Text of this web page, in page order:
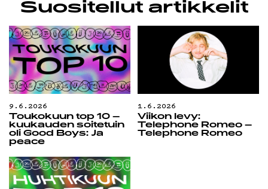
Suositellut artikkelit
9.6.2026
Toukokuun top 10 –
kuukauden soitetuin
oli Good Boys: Ja
peace
1.6.2026
Viikon levy:
Telephone Romeo –
Telephone Romeo